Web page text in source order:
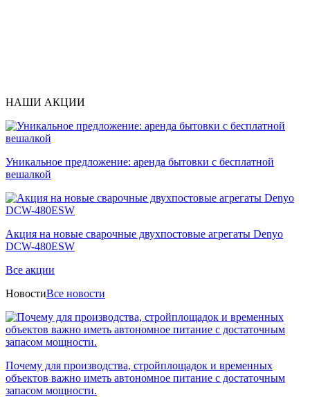
НАШИ АКЦИИ
Уникальное предложение: аренда бытовки с бесплатной
вешалкой
Акция на новые сварочные двухпостовые агрегаты Denyo
DCW-480ESW
Все акции
НовостиВсе новости
Почему для производства, стройплощадок и временных
объектов важно иметь автономное питание с достаточным
запасом мощности.